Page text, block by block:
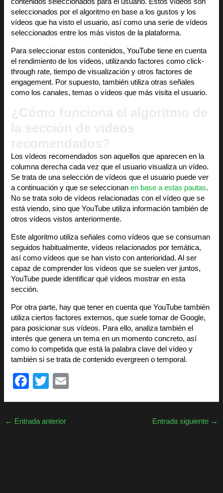
contenidos seleccionados para el usuario. Estos vídeos son
seleccionados por el algoritmo en base a los gustos y los
vídeos que ha visto el usuario, así como una serie de vídeos
seleccionados entre los más vistos de la plataforma.
Para seleccionar estos contenidos, YouTube tiene en cuenta
el rendimiento de los vídeos, utilizando factores como click-
through rate, tiempo de visualización y otros factores de
engagement. Por supuesto, también utiliza otras señales
como los canales, temas o vídeos que más visita el usuario.
Los vídeos recomendados son aquellos que aparecen en la
columna derecha cada vez que el usuario visualiza un vídeo.
Se trata de una selección de vídeos que el usuario puede ver
a continuación y que se seleccionanen base a estas pautas.
No se trata solo de vídeos relacionadas con el vídeo que se
está viendo, sino que YouTube utiliza información también de
otros vídeos vistos anteriormente.
Este algoritmo utiliza señales como vídeos que se consuman
seguidos habitualmente, vídeos relacionados por temática,
así como vídeos que se han visto con anterioridad. Al ser
capaz de comprender los vídeos que se suelen ver juntos,
YouTube puede identificar qué vídeos mostrar en esta
sección.
Por otra parte, hay que tener en cuenta que YouTube también
utiliza ciertos factores externos, que suele tomar de Google,
para posicionar sus vídeos. Para ello, analiza también el
interés que genera un tema en un momento concreto, así
como lo competida que está la palabra clave del vídeo y
también si se trata de contenido evergreen o temporal.
F
e
T
er
← Entrada anterior Entrada siguiente →